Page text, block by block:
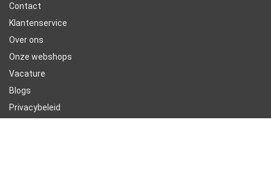
Contact
Klantenservice
Over ons
Onze webshops
Vacature
Blogs
Privacybeleid